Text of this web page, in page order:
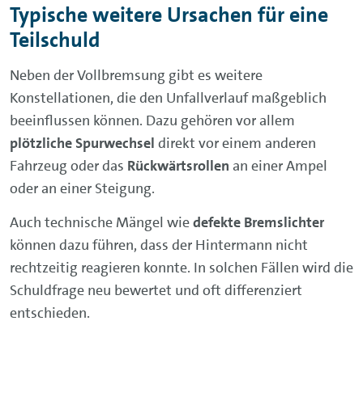
Typische weitere Ursachen für eine
Teilschuld
Neben der Vollbremsung gibt es weitere
Konstellationen, die den Unfallverlauf maßgeblich
beeinflussen können. Dazu gehören vor allem
plötzliche Spurwechsel direkt vor einem anderen
Fahrzeug oder das Rückwärtsrollen an einer Ampel
oder an einer Steigung.
Auch technische Mängel wiedefekte Bremslichter
können dazu führen, dass der Hintermann nicht
rechtzeitig reagieren konnte. In solchen Fällen wird die
Schuldfrage neu bewertet und oft differenziert
entschieden.